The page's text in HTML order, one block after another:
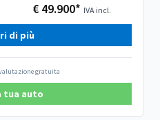
€ 49.900* IVA incl.
di più
gratuita
tua auto